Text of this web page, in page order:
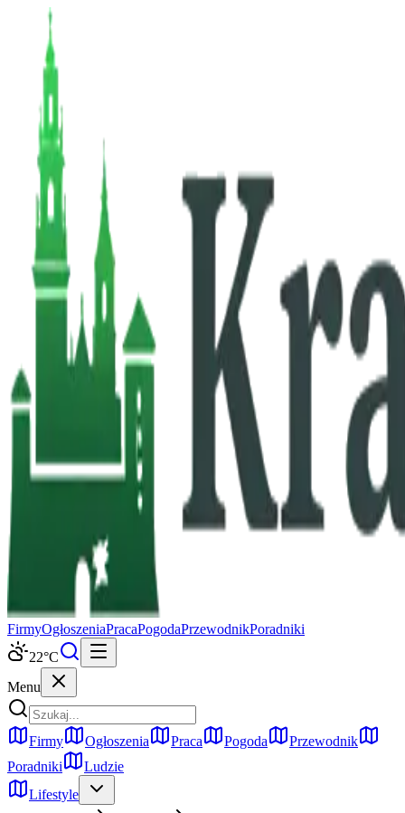
FirmyOgłoszeniaPracaPogodaPrzewodnikPoradniki
22°C
Menu
Firmy Ogłoszenia Praca Pogoda
Przewodnik
Poradniki
Ludzie
Lifestyle